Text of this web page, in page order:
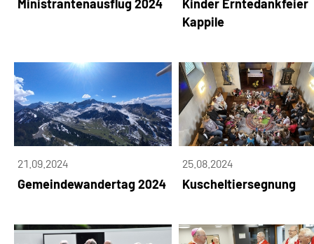
Ministrantenausflug 2024
Kinder Erntedankfeier
Kappile
21.09.2024
Gemeindewandertag 2024
25.08.2024
Kuscheltiersegnung